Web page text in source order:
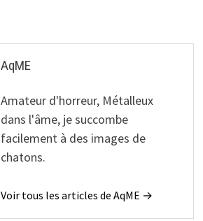
AqME
Amateur d'horreur, Métalleux
dans l'âme, je succombe
facilement à des images de
chatons.
Voir tous les articles de AqME →